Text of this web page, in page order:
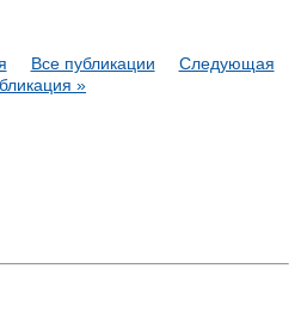
Все публикации
Следующая
»